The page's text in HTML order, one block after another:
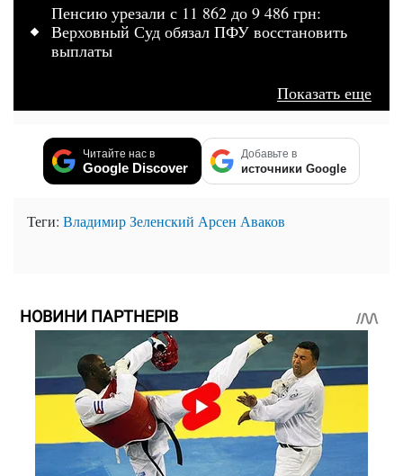
Пенсию урезали с 11 862 до 9 486 грн:
Верховный Суд обязал ПФУ восстановить
выплаты
Показать еще
Читайте нас в
Google Discover
Добавьте в
источники Google
Теги: Владимир Зеленский Арсен Аваков
НОВИНИ ПАРТНЕРІВ